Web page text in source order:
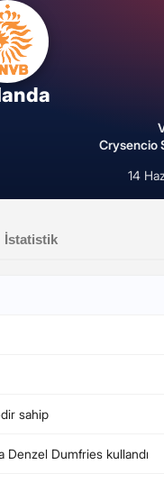
Crysencio
14
İstatistik
sahip
Denzel Dumfries kullandı